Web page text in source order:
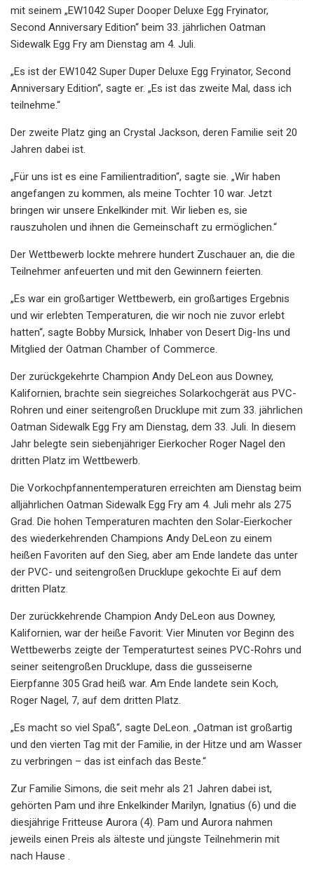
mit seinem „EW1042 Super Dooper Deluxe Egg Fryinator,
Second Anniversary Edition“ beim 33. jährlichen Oatman
Sidewalk Egg Fry am Dienstag am 4. Juli.
„Es ist der EW1042 Super Duper Deluxe Egg Fryinator, Second
Anniversary Edition“, sagte er. „Es ist das zweite Mal, dass ich
teilnehme.“
Der zweite Platz ging an Crystal Jackson, deren Familie seit 20
Jahren dabei ist.
„Für uns ist es eine Familientradition“, sagte sie. „Wir haben
angefangen zu kommen, als meine Tochter 10 war. Jetzt
bringen wir unsere Enkelkinder mit. Wir lieben es, sie
rauszuholen und ihnen die Gemeinschaft zu ermöglichen.“
Der Wettbewerb lockte mehrere hundert Zuschauer an, die die
Teilnehmer anfeuerten und mit den Gewinnern feierten.
„Es war ein großartiger Wettbewerb, ein großartiges Ergebnis
und wir erlebten Temperaturen, die wir noch nie zuvor erlebt
hatten“, sagte Bobby Mursick, Inhaber von Desert Dig-Ins und
Mitglied der Oatman Chamber of Commerce.
Der zurückgekehrte Champion Andy DeLeon aus Downey,
Kalifornien, brachte sein siegreiches Solarkochgerät aus PVC-
Rohren und einer seitengroßen Drucklupe mit zum 33. jährlichen
Oatman Sidewalk Egg Fry am Dienstag, dem 33. Juli. In diesem
Jahr belegte sein siebenjähriger Eierkocher Roger Nagel den
dritten Platz im Wettbewerb.
Die Vorkochpfannentemperaturen erreichten am Dienstag beim
alljährlichen Oatman Sidewalk Egg Fry am 4. Juli mehr als 275
Grad. Die hohen Temperaturen machten den Solar-Eierkocher
des wiederkehrenden Champions Andy DeLeon zu einem
heißen Favoriten auf den Sieg, aber am Ende landete das unter
der PVC- und seitengroßen Drucklupe gekochte Ei auf dem
dritten Platz.
Der zurückkehrende Champion Andy DeLeon aus Downey,
Kalifornien, war der heiße Favorit: Vier Minuten vor Beginn des
Wettbewerbs zeigte der Temperaturtest seines PVC-Rohrs und
seiner seitengroßen Drucklupe, dass die gusseiserne
Eierpfanne 305 Grad heiß war. Am Ende landete sein Koch,
Roger Nagel, 7, auf dem dritten Platz.
„Es macht so viel Spaß“, sagte DeLeon. „Oatman ist großartig
und den vierten Tag mit der Familie, in der Hitze und am Wasser
zu verbringen – das ist einfach das Beste.“
Zur Familie Simons, die seit mehr als 21 Jahren dabei ist,
gehörten Pam und ihre Enkelkinder Marilyn, Ignatius (6) und die
diesjährige Fritteuse Aurora (4). Pam und Aurora nahmen
jeweils einen Preis als älteste und jüngste Teilnehmerin mit
nach Hause .